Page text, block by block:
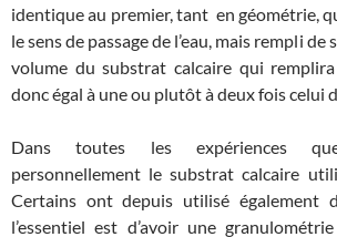
identique au premier, tant en géométrie,
le sens de passage de l’eau, mais rempli
volume du substrat calcaire qui
donc égal à une ou plutôt à deux fois celui
Dans toutes les expériences
personnellement le substrat calcaire
Certains ont depuis utilisé également
l’essentiel est d’avoir une